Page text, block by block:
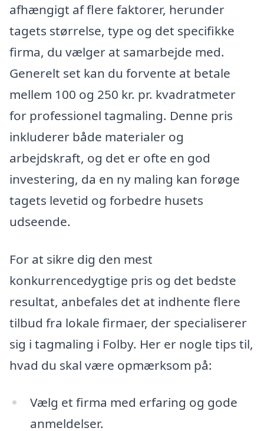
afhængigt af flere faktorer, herunder
tagets størrelse, type og det specifikke
firma, du vælger at samarbejde med.
Generelt set kan du forvente at betale
mellem 100 og 250 kr. pr. kvadratmeter
for professionel tagmaling. Denne pris
inkluderer både materialer og
arbejdskraft, og det er ofte en god
investering, da en ny maling kan forøge
tagets levetid og forbedre husets
udseende.
For at sikre dig den mest
konkurrencedygtige pris og det bedste
resultat, anbefales det at indhente flere
tilbud fra lokale firmaer, der specialiserer
sig i tagmaling i Folby. Her er nogle tips til,
hvad du skal være opmærksom på:
Vælg et firma med erfaring og gode
anmeldelser.